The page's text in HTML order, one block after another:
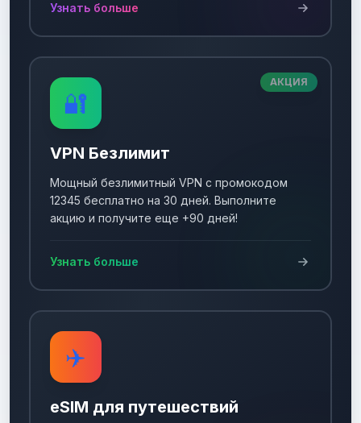
Узнать больше
АКЦИЯ
🔐
VPN Безлимит
Мощный безлимитный VPN с промокодом
12345 бесплатно на 30 дней. Выполните
акцию и получите еще +90 дней!
Узнать больше
✈️
eSIM для путешествий